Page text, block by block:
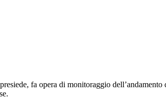
fa opera di monitoraggio dell’andamento